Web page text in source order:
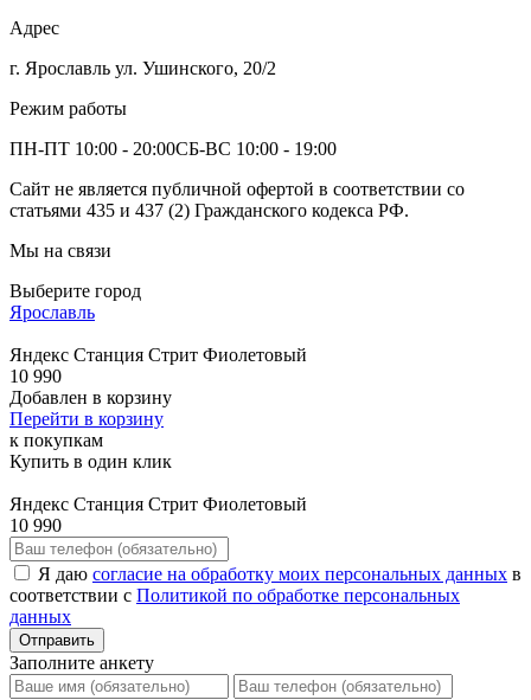
Адрес
г. Ярославль ул. Ушинского, 20/2
Режим работы
ПН-ПТ 10:00 - 20:00СБ-ВС 10:00 - 19:00
Сайт не является публичной офертой в соответствии со
статьями 435 и 437 (2) Гражданского кодекса РФ.
Мы на связи
Выберите город
Ярославль
Яндекс Станция Стрит Фиолетовый
10 990
Добавлен в корзину
Перейти в корзину
к покупкам
Купить в один клик
Яндекс Станция Стрит Фиолетовый
10 990
Я даю согласие на обработку моих персональных данных в
соответствии с Политикой по обработке персональных
данных
Отправить
Заполните анкету